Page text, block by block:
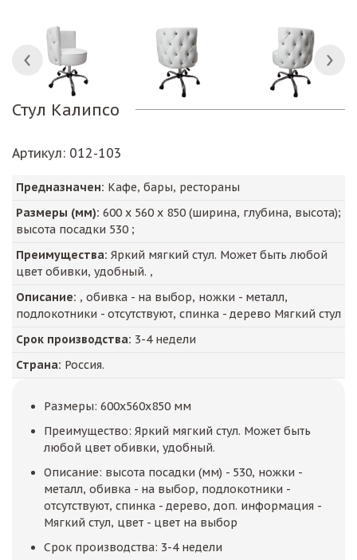
Стул Калипсо
Артикул: 012-103
Предназначен: Кафе, бары, рестораны
Размеры (мм): 600 х 560 х 850 (ширина, глубина, высота);
высота посадки 530 ;
Преимущества: Яркий мягкий стул. Может быть любой
цвет обивки, удобный. ,
Описание: , обивка - на выбор, ножки - металл,
подлокотники - отсутствуют, спинка - дерево Мягкий стул
Срок производства: 3-4 недели
Страна: Россия.
Размеры: 600x560x850 мм
Преимущество: Яркий мягкий стул. Может быть
любой цвет обивки, удобный.
Описание: высота посадки (мм) - 530, ножки -
металл, обивка - на выбор, подлокотники -
отсутствуют, спинка - дерево, доп. информация -
Мягкий стул, цвет - цвет на выбор
Срок производства: 3-4 недели